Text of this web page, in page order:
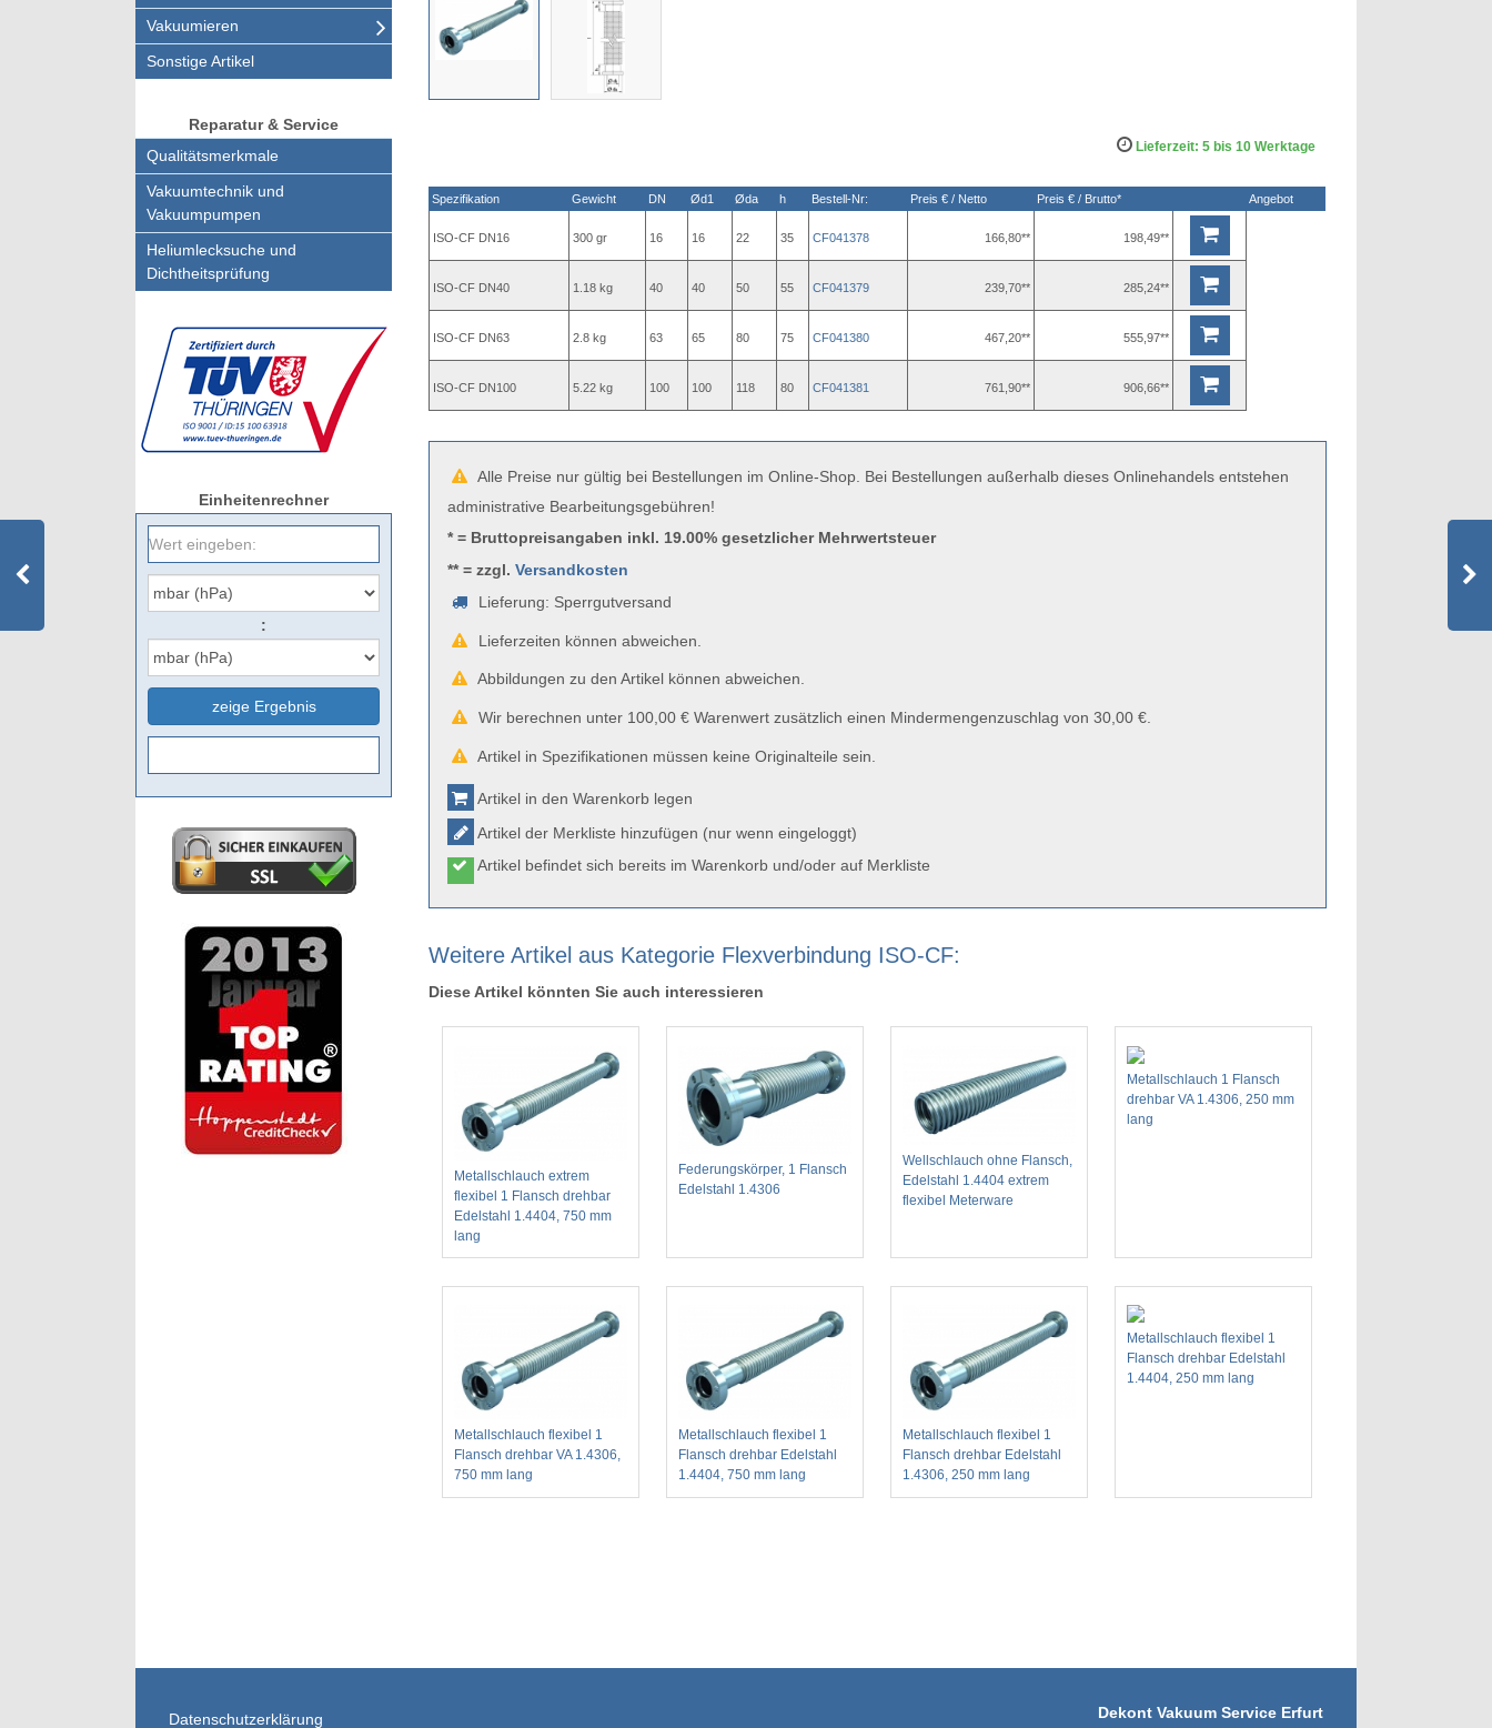
Vakuumieren
Sonstige Artikel
Reparatur & Service
Qualitätsmerkmale
Vakuumtechnik und
Vakuumpumpen
Heliumlecksuche und
Dichtheitsprüfung
Einheitenrechner
:
zeige Ergebnis
Lieferzeit: 5 bis 10 Werktage
Spezifikation Gewicht DN Ød1 Øda h Bestell-Nr: Preis € / Netto Preis € / Brutto* Angebot
ISO-CF DN16 300 gr 16 16 22 35 CF041378 166,80** 198,49**
ISO-CF DN40 1.18 kg 40 40 50 55 CF041379 239,70** 285,24**
ISO-CF DN63 2.8 kg 63 65 80 75 CF041380 467,20** 555,97**
ISO-CF DN100 5.22 kg 100 100 118 80 CF041381 761,90** 906,66**
Alle Preise nur gültig bei Bestellungen im Online-Shop. Bei Bestellungen außerhalb dieses Onlinehandels entstehen
administrative Bearbeitungsgebühren!
* = Bruttopreisangaben inkl. 19.00% gesetzlicher Mehrwertsteuer
** = zzgl.Versandkosten
Lieferung: Sperrgutversand
Lieferzeiten können abweichen.
Abbildungen zu den Artikel können abweichen.
Wir berechnen unter 100,00 € Warenwert zusätzlich einen Mindermengenzuschlag von 30,00 €.
Artikel in Spezifikationen müssen keine Originalteile sein.
Artikel in den Warenkorb legen
Artikel der Merkliste hinzufügen (nur wenn eingeloggt)
Artikel befindet sich bereits im Warenkorb und/oder auf Merkliste
Weitere Artikel aus Kategorie Flexverbindung ISO-CF:
Diese Artikel könnten Sie auch interessieren
Metallschlauch extrem
flexibel 1 Flansch drehbar
Edelstahl 1.4404, 750 mm
lang
Federungskörper, 1 Flansch
Edelstahl 1.4306
Wellschlauch ohne Flansch,
Edelstahl 1.4404 extrem
flexibel Meterware
Metallschlauch 1 Flansch
drehbar VA 1.4306, 250 mm
lang
Metallschlauch flexibel 1
Flansch drehbar VA 1.4306,
750 mm lang
Metallschlauch flexibel 1
Flansch drehbar Edelstahl
1.4404, 750 mm lang
Metallschlauch flexibel 1
Flansch drehbar Edelstahl
1.4306, 250 mm lang
Metallschlauch flexibel 1
Flansch drehbar Edelstahl
1.4404, 250 mm lang
Datenschutzerklärung
Dekont Vakuum Service Erfurt